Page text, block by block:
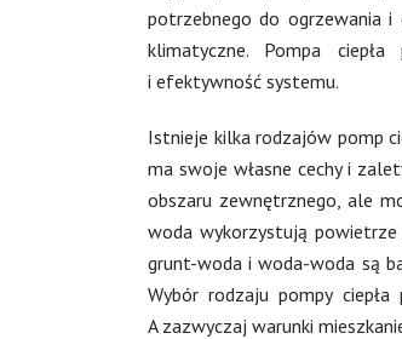
potrzebnego do ogrzewania i
klimatyczne. Pompa
i efektywność systemu.
Istnieje kilka rodzajów pomp
ma swoje własne cechy i
obszaru zewnętrznego, ale
woda wykorzystują powietrze
grunt-woda i woda-woda są
Wybór rodzaju pompy
A zazwyczaj warunki